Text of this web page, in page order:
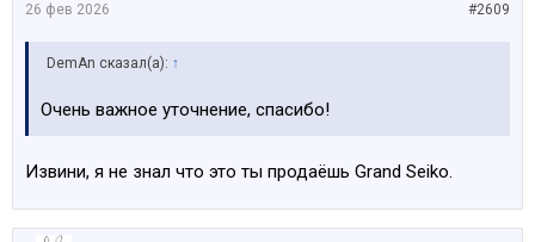
#2609
26 фев 2026
DemAn сказал(а): ↑
Очень важное уточнение, спасибо!
Извини, я не знал что это ты продаёшь Grand Seiko.